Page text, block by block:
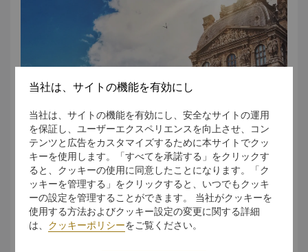
凱旋門
凱旋門は、戦いに勝利した軍の栄光を表現するために19世紀
にナポレオン・ボナパルトの発案によって建てられました。
今日では、ロマン派新古典主義の傑作として高く評価されて
ャンゼリゼ通りを通り抜ける軍事パレードが行われます。
7月14日のフランス建国記念日には、凱旋門からシャンゼリ
ゼ通りを通り抜ける軍事パレードが行われます。
サクレクール寺院
モンマルトルの丘の頂上に建つサクレクール寺院は、イエス
の聖心に捧げるローマカトリック教会です。1919年に奉献
され、白い大理石のドームからは市内の最も美しい景色を一
望できます。
ルーブル美術館
世界でもっとも有名なルーブル美術館は、フランス王家の宮
殿としての歴史をもつパリの象徴的な記念碑でもあります。
ビジターはアッカド、アッシリア、バビロニア、ヒッタイト
やエラム王朝時代の芸術品を眺めながら、アートの歴史を学
当社は、サイトの機能を有効にし
当社は、サイトの機能を有効にし、安全なサイトの運用
を保証し、ユーザーエクスペリエンスを向上させ、コン
テンツと広告をカスタマイズするために本サイトでクッ
キーを使用します。「すべてを承諾する」をクリックす
ると、クッキーの使用に同意したことになります。「ク
ッキーを管理する」をクリックすると、いつでもクッキ
ーの設定を管理することができます。 当社がクッキーを
使用する方法およびクッキー設定の変更に関する詳細
は、 クッキーポリシーをご覧ください。